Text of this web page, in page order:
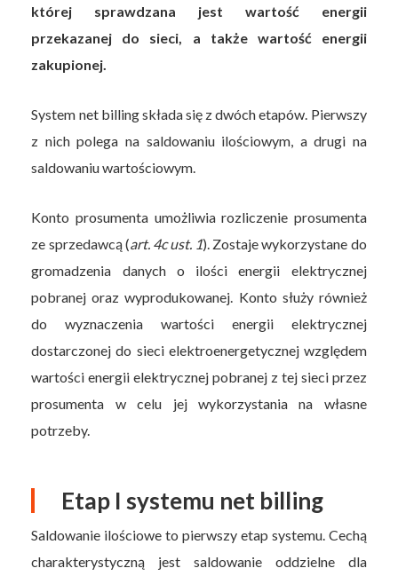
której sprawdzana jest wartość energii
przekazanej do sieci, a także wartość energii
zakupionej.
System net billing składa się z dwóch etapów. Pierwszy
z nich polega na saldowaniu ilościowym, a drugi na
saldowaniu wartościowym.
Konto prosumenta umożliwia rozliczenie prosumenta
ze sprzedawcą (art. 4c ust. 1). Zostaje wykorzystane do
gromadzenia danych o ilości energii elektrycznej
pobranej oraz wyprodukowanej. Konto służy również
do wyznaczenia wartości energii elektrycznej
dostarczonej do sieci elektroenergetycznej względem
wartości energii elektrycznej pobranej z tej sieci przez
prosumenta w celu jej wykorzystania na własne
potrzeby.
Etap I systemu net billing
Saldowanie ilościowe to pierwszy etap systemu. Cechą
charakterystyczną jest saldowanie oddzielne dla